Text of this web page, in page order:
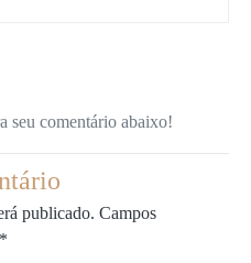
seu comentário abaixo!
publicado. Campos
*